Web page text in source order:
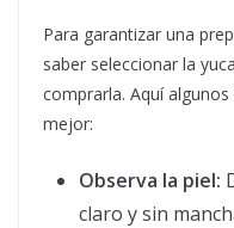
Para garantizar una
saber seleccionar la
comprarla. Aquí
mejor:
Observa la piel:
claro y sin